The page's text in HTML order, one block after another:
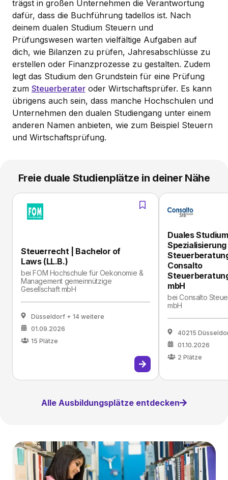
trägst in großen Unternehmen die Verantwortung
dafür, dass die Buchführung tadellos ist. Nach
deinem dualen Studium Steuern und
Prüfungswesen warten vielfältige Aufgaben auf
dich, wie Bilanzen zu prüfen, Jahresabschlüsse zu
erstellen oder Finanzprozesse zu gestalten. Zudem
legt das Studium den Grundstein für eine Prüfung
zum Steuerberater oder Wirtschaftsprüfer. Es kann
übrigens auch sein, dass manche Hochschulen und
Unternehmen den dualen Studiengang unter einem
anderen Namen anbieten, wie zum Beispiel Steuern
und Wirtschaftsprüfung.
Freie duale Studienplätze in deiner Nähe
Steuerrecht | Bachelor of
Laws (LL.B.)
beiFOM Hochschule für Oekonomie &
Management gemeinnützige
Gesellschaft mbH
Düsseldorf + 14 weitere
01.09.2026
15 Plätze
Duales
Spezialisierung
Consalto
mbH
beiConsalto
mbH
40215
01.10.2026
2 Plätze
Alle Ausbildungsplätze entdecken